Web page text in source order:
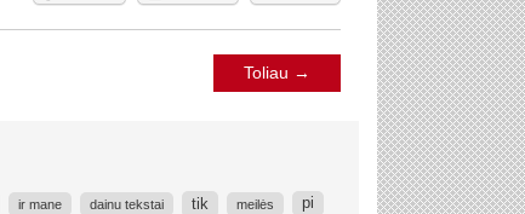
Toliau →
ir mane dainu tekstai tik meilės pi